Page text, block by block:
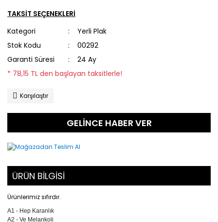
TAKSİT SEÇENEKLERİ
Kategori
Yerli Plak
Stok Kodu
00292
Garanti Süresi
24 Ay
* 78,15 TL den başlayan taksitlerle!
Karşılaştır
GELİNCE HABER VER
ÜRÜN BİLGİSİ
Ürünlerimiz sıfırdır.
A1 - Hep Karanlık
A2 - Ve Melankoli